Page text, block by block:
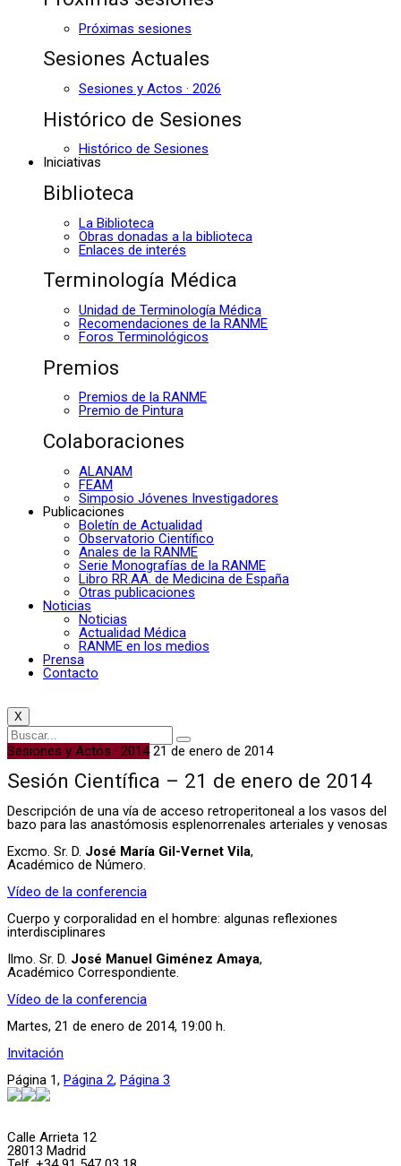
Próximas sesiones
Sesiones Actuales
Sesiones y Actos · 2026
Histórico de Sesiones
Histórico de Sesiones
Iniciativas
Biblioteca
La Biblioteca
Obras donadas a la biblioteca
Enlaces de interés
Terminología Médica
Unidad de Terminología Médica
Recomendaciones de la RANME
Foros Terminológicos
Premios
Premios de la RANME
Premio de Pintura
Colaboraciones
ALANAM
FEAM
Simposio Jóvenes Investigadores
Publicaciones
Boletín de Actualidad
Observatorio Científico
Anales de la RANME
Serie Monografías de la RANME
Libro RR.AA. de Medicina de España
Otras publicaciones
Noticias
Noticias
Actualidad Médica
RANME en los medios
Prensa
Contacto
X
Sesiones y Actos · 2014 21 de enero de 2014
Sesión Científica – 21 de enero de 2014
Descripción de una vía de acceso retroperitoneal a los vasos del
bazo para las anastómosis esplenorrenales arteriales y venosas
Excmo. Sr. D. José María Gil-Vernet Vila,
Académico de Número.
Vídeo de la conferencia
Cuerpo y corporalidad en el hombre: algunas reflexiones
interdisciplinares
Ilmo. Sr. D. José Manuel Giménez Amaya,
Académico Correspondiente.
Vídeo de la conferencia
Martes, 21 de enero de 2014, 19:00 h.
Invitación
Página 1, Página 2, Página 3
Calle Arrieta 12
28013 Madrid